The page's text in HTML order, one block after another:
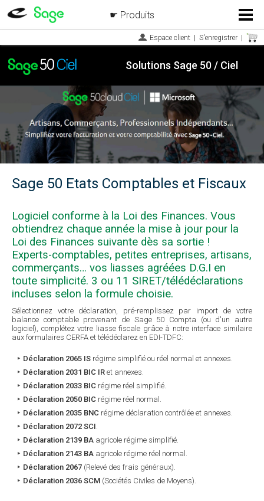
Menu
Espace client S'enregistrer
Solutions Sage 50 / Ciel
Sage 50 Etats Comptables et Fiscaux
Produits
Logiciel conforme à la Loi des Finances. Vous
obtiendrez chaque année la mise à jour pour la
Loi des Finances suivante dès sa sortie !
Experts-comptables, petites entreprises, artisans,
commerçants… vos liasses agréées D.G.I en
toute simplicité. 3 ou 11 SIRET/télédéclarations
incluses selon la formule choisie.
Sélectionnez votre déclaration, pré-remplissez par import de votre
balance comptable provenant de Sage 50 Compta (ou d'un autre
logiciel), complétez votre liasse fiscale grâce à notre interface similaire
aux formulaires CERFA et télédéclarez en EDI-TDFC:
Déclaration 2065 IS régime simplifié ou réel normal et annexes.
Déclaration 2031 BIC IR et annexes.
Déclaration 2033 BIC régime réel simplifié.
Déclaration 2050 BIC régime réel normal.
Déclaration 2035 BNC régime déclaration contrôlée et annexes.
Déclaration 2072 SCI.
Déclaration 2139 BA agricole régime simplifié.
Déclaration 2143 BA agricole régime réel normal.
Déclaration 2067 (Relevé des frais généraux).
Déclaration 2036 SCM (Sociétés Civiles de Moyens).